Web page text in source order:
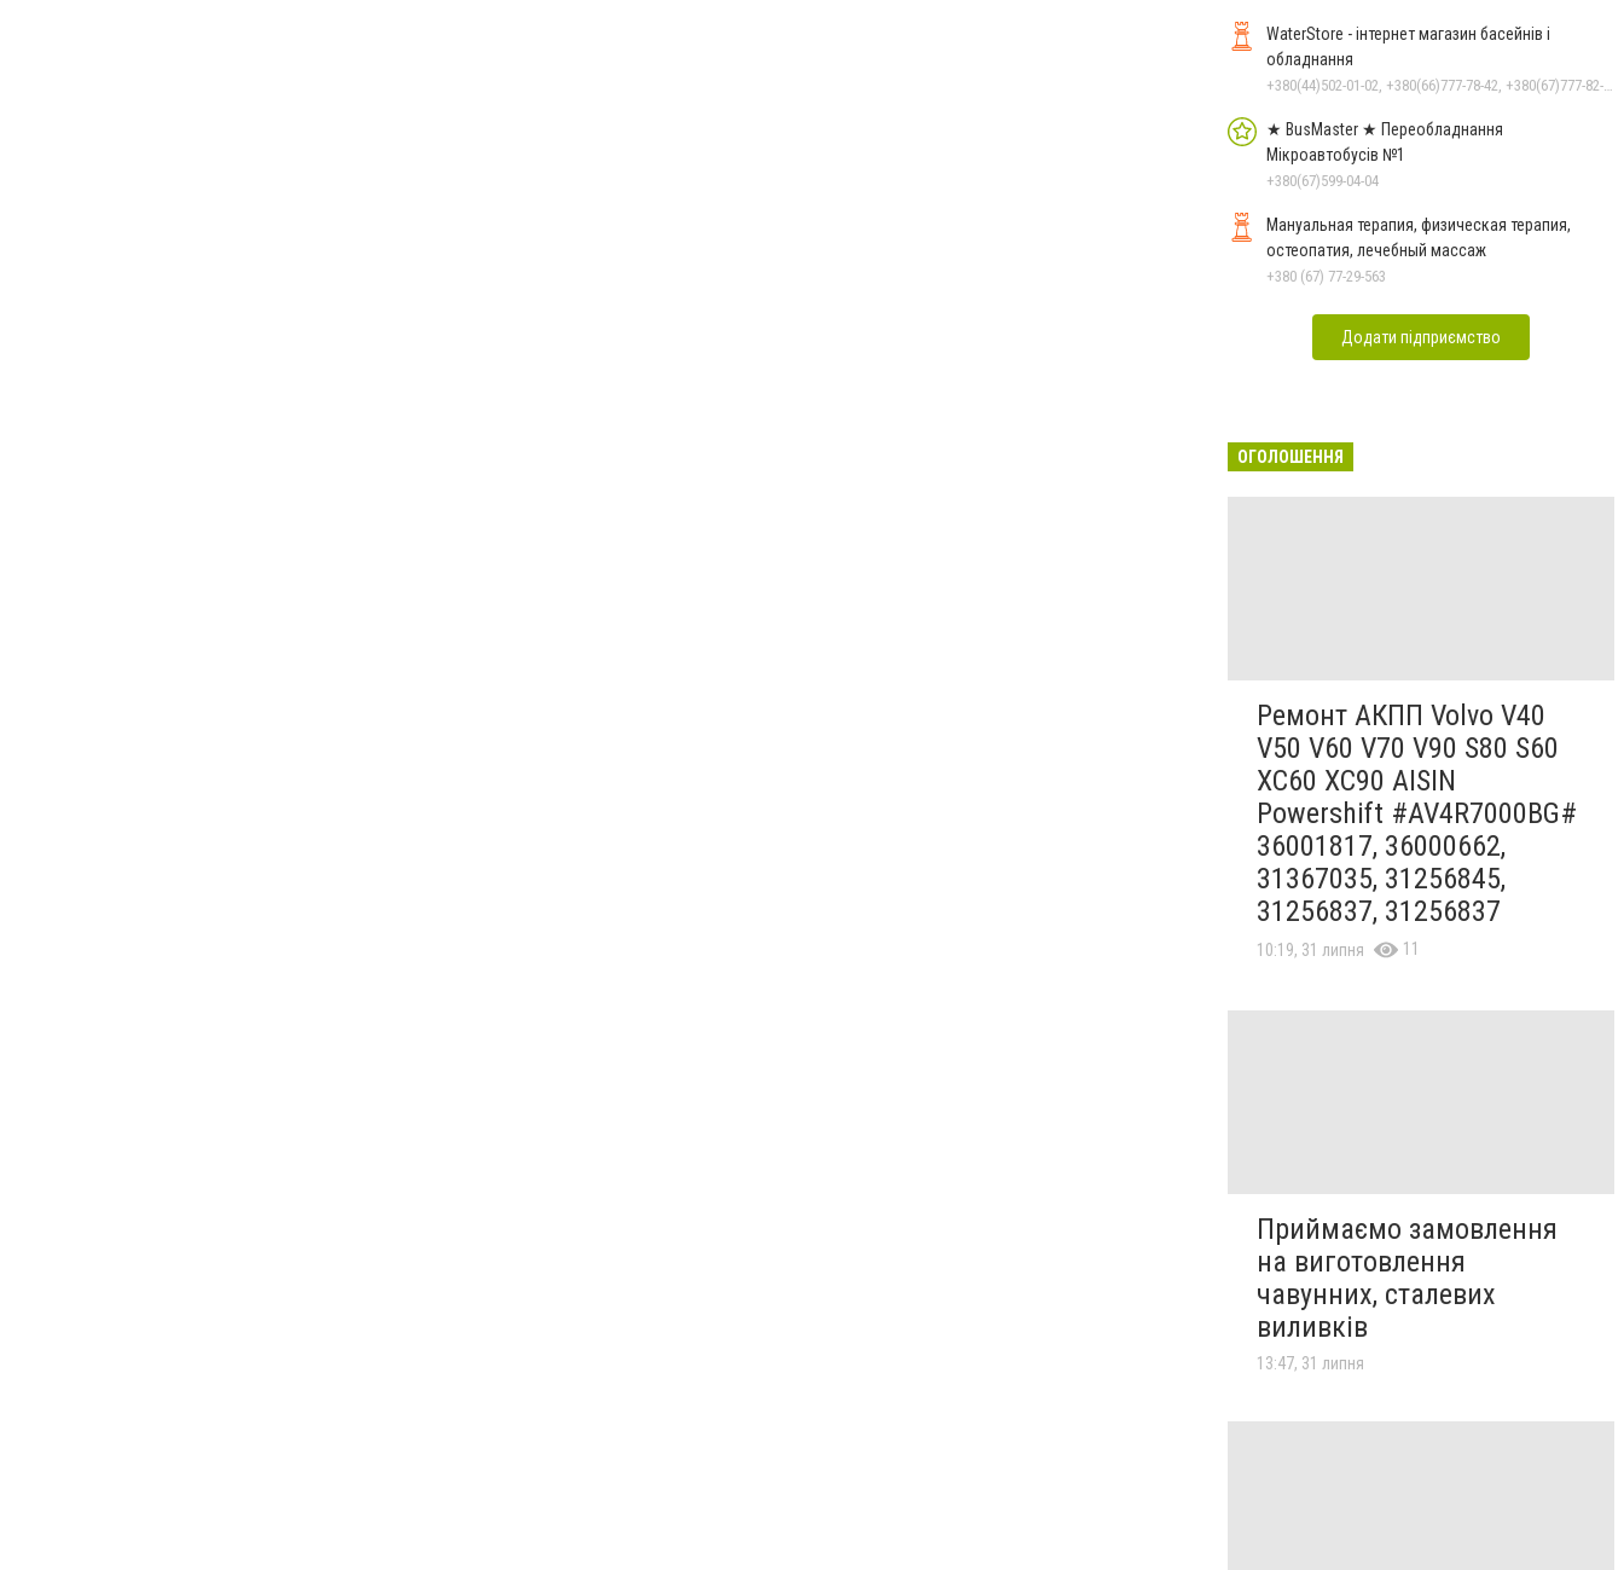
WaterStore - інтернет магазин басейнів і
обладнання
★ BusMaster ★ Переобладнання
Мікроавтобусів №1
+380(67)599-04-04
Мануальная терапия, физическая терапия,
остеопатия, лечебный массаж
+380 (67) 77-29-563
Додати підприємство
ОГОЛОШЕННЯ
Ремонт АКПП Volvo V40
V50 V60 V70 V90 S80 S60
XC60 XC90 AISIN
Powershift #AV4R7000BG#
36001817, 36000662,
31367035, 31256845,
31256837, 31256837
10:19, 31 липня 11
Приймаємо замовлення
на виготовлення
чавунних, сталевих
виливків
13:47, 31 липня